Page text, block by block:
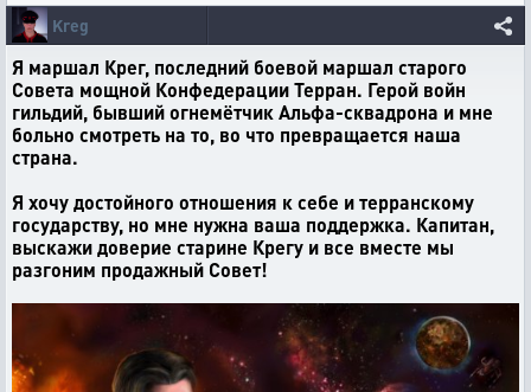
Kreg
Я маршал Крег, последний боевой маршал старого
Совета мощной Конфедерации Терран. Герой войн
гильдий, бывший огнемётчик Альфа-сквадрона и мне
больно смотреть на то, во что превращается наша
страна.
Я хочу достойного отношения к себе и терранскому
государству, но мне нужна ваша поддержка. Капитан,
выскажи доверие старине Крегу и все вместе мы
разгоним продажный Совет!